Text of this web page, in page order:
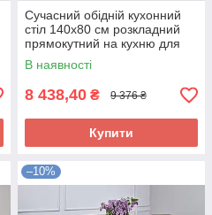
Сучасний обідній кухонний
стіл 140х80 см розкладний
прямокутний на кухню для
вітальні ЛДСП Casandra DC
В наявності
8 438,40 ₴ 9 376 ₴
Купити
–10%